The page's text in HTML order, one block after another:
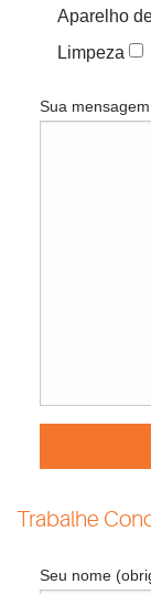
Aparelho
Limpeza
Sua mensagem
Trabalhe
Seu nome